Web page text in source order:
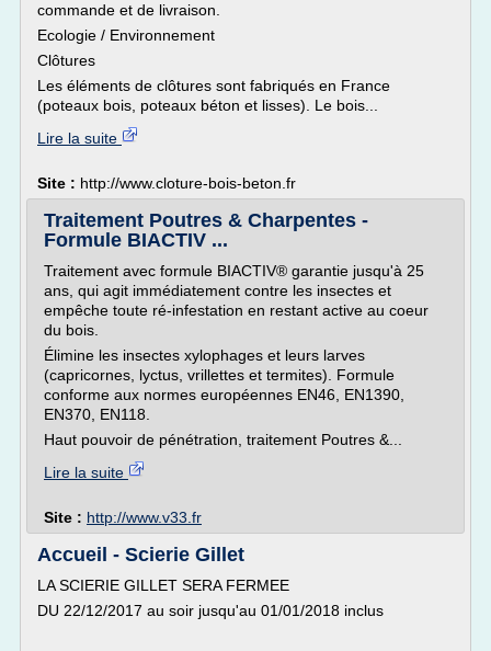
commande et de livraison.
Ecologie / Environnement
Clôtures
Les éléments de clôtures sont fabriqués en France
(poteaux bois, poteaux béton et lisses). Le bois...
Lire la suite
Site : http://www.cloture-bois-beton.fr
Traitement Poutres & Charpentes -
Formule BIACTIV ...
Traitement avec formule BIACTIV® garantie jusqu'à 25
ans, qui agit immédiatement contre les insectes et
empêche toute ré-infestation en restant active au coeur
du bois.
Élimine les insectes xylophages et leurs larves
(capricornes, lyctus, vrillettes et termites). Formule
conforme aux normes européennes EN46, EN1390,
EN370, EN118.
Haut pouvoir de pénétration, traitement Poutres &...
Lire la suite
Site : http://www.v33.fr
Accueil - Scierie Gillet
LA SCIERIE GILLET SERA FERMEE
DU 22/12/2017 au soir jusqu'au 01/01/2018 inclus